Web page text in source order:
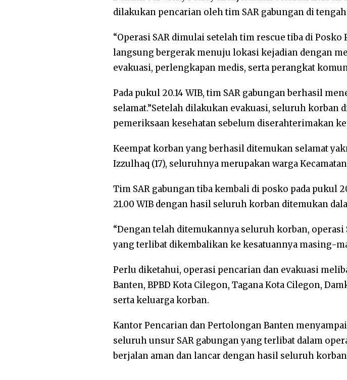
dilakukan pencarian oleh tim SAR gabungan di
“Operasi SAR dimulai setelah tim rescue tiba di
langsung bergerak menuju lokasi kejadian dengan
evakuasi, perlengkapan medis, serta perangkat
Pada pukul 20.14 WIB, tim SAR gabungan berhasil
selamat.”Setelah dilakukan evakuasi, seluruh
pemeriksaan kesehatan sebelum diserahterimakan
Keempat korban yang berhasil ditemukan selamat
Izzulhaq (17), seluruhnya merupakan warga
Tim SAR gabungan tiba kembali di posko pada pukul
21.00 WIB dengan hasil seluruh korban ditemukan
“Dengan telah ditemukannya seluruh korban,
yang terlibat dikembalikan ke kesatuannya masing-
Perlu diketahui, operasi pencarian dan evakuasi
Banten, BPBD Kota Cilegon, Tagana Kota Cilegon,
serta keluarga korban.
Kantor Pencarian dan Pertolongan Banten
seluruh unsur SAR gabungan yang terlibat dalam
berjalan aman dan lancar dengan hasil seluruh